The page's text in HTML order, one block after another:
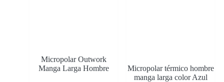
Micropolar Outwork
Manga Larga Hombre
Micropolar térmico hombre
manga larga color Azul